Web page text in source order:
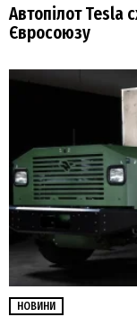
Автопілот Tesla
Євросоюзу
НОВИНИ